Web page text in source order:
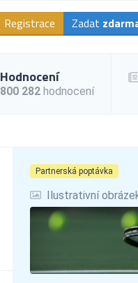
Registrace Zadat
Hodnocení
800 282 hodnocení
Partnerská poptávka
Ilustrativní